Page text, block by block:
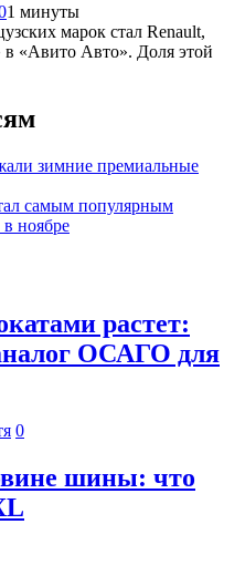
1 минуты
марок стал Renault,
в «Авито Авто». Доля этой
зимние премиальные
самым популярным
ноябре
растет:
ОСАГО для
0
шины: что